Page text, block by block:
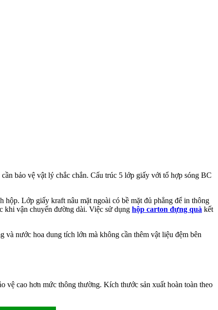
bảo vệ vật lý chắc chắn. Cấu trúc 5 lớp giấy với tổ hợp sóng BC
Lớp giấy kraft nâu mặt ngoài có bề mặt đủ phẳng để in thông
khi vận chuyển đường dài. Việc sử dụng hộp carton đựng quà kết
nước hoa dung tích lớn mà không cần thêm vật liệu đệm bên
vệ cao hơn mức thông thường. Kích thước sản xuất hoàn toàn theo